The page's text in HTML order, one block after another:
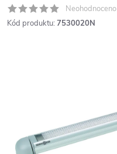
Neohodnoceno
Kód produktu: 7530020N